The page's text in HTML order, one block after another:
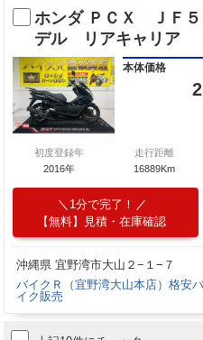
ホンダ ＰＣＸ ＪＦ
デル リアキャリア
本体価格
初度登録年
2016年
走行距離
16889Km
1分で完了！
【無料】見積・在庫確認
沖縄県 宜野湾市大山２−１−７
バイクＲ（宜野湾大山本店）格安
イク販売